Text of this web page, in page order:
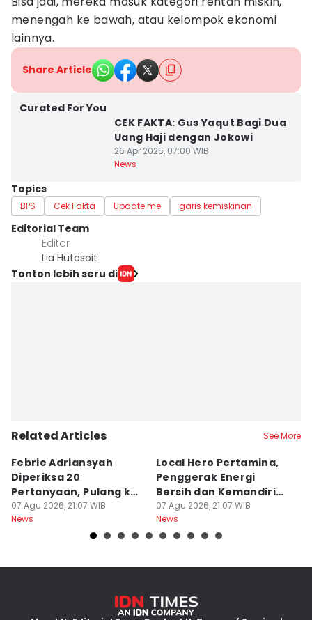
menengah ke bawah, atau kelompok ekonomi
lainnya.
Share Article
Curated For You
CEK FAKTA: Gus Yaqut Bagi Dua
Uang Haji dengan Jokowi
26 Apr 2025, 07:00 WIB
News
Topics
BPS Cek Fakta Update me garis kemiskinan
Editorial Team
Editor
Lia Hutasoit
Tonton lebih seru di
Related Articles See More
Febrie Adriansyah
Diperiksa 20
Pertanyaan, Pulang ke
KPK Pakai Rompi
07 Agu 2026, 21:07 WIB
News
Local Hero Pertamina,
Penggerak Energi
Bersih dan Kemandirian
Desa
07 Agu 2026, 21:07 WIB
News